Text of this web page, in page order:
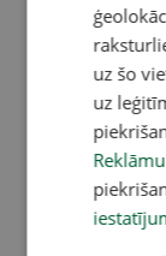
uz šo
uz